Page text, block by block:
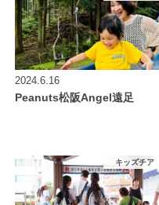
2024.6.16
Peanuts松阪Angel遠足
キッズチア